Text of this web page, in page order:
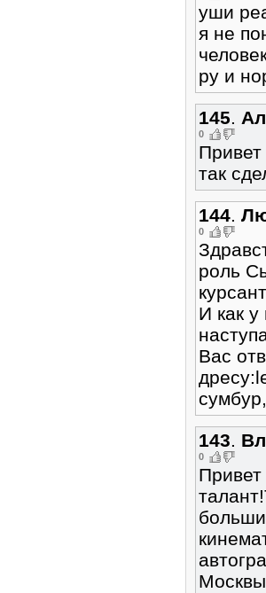
уши
я не
ру и
145.
0
так
144.
0
роль
И как
Вас
143.
0
Привет